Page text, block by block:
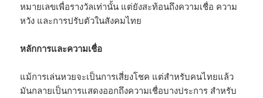
หมายเลขเพื่อรางวัลเท่านั้น แต่ยังสะท้อนถึงความเชื่อ ความ
หวัง และการปรับตัวในสังคมไทย
หลักการและความเชื่อ
แม้การเล่นหวยจะเป็นการเสี่ยงโชค แต่สำหรับคนไทยแล้ว
มันกลายเป็นการแสดงออกถึงความเชื่อบางประการ สำหรับ